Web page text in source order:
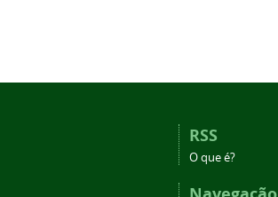
RSS
O que é?